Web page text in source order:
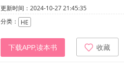
更新时间：2024-10-27 21:45:35
分类：
HE
下载APP,读本书 收藏